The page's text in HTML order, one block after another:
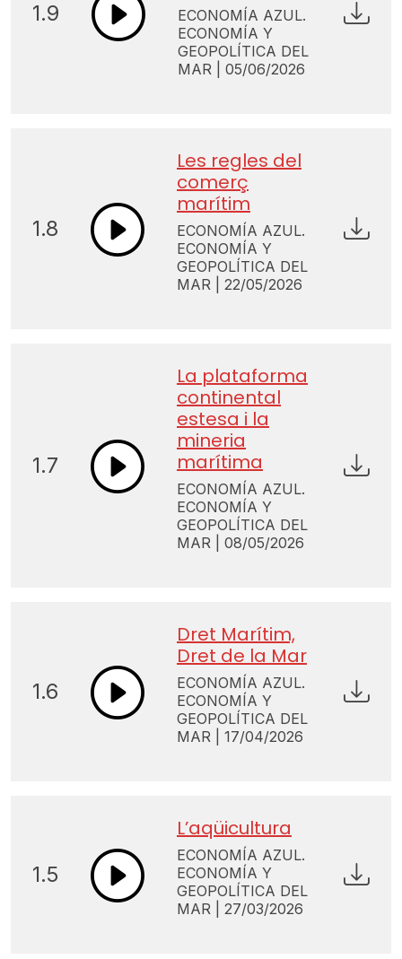
1.9
ECONOMÍA AZUL.
ECONOMÍA Y
GEOPOLÍTICA DEL
MAR | 05/06/2026
1.8
Les regles del
comerç
marítim
ECONOMÍA AZUL.
ECONOMÍA Y
GEOPOLÍTICA DEL
MAR | 22/05/2026
1.7
La plataforma
continental
estesa i la
mineria
marítima
ECONOMÍA AZUL.
ECONOMÍA Y
GEOPOLÍTICA DEL
MAR | 08/05/2026
1.6
Dret Marítim,
Dret de la Mar
ECONOMÍA AZUL.
ECONOMÍA Y
GEOPOLÍTICA DEL
MAR | 17/04/2026
1.5
L’aqüicultura
ECONOMÍA AZUL.
ECONOMÍA Y
GEOPOLÍTICA DEL
MAR | 27/03/2026